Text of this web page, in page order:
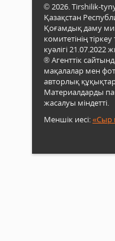
© 2026. Tirshilik-
Қазақстан
Қоғамдық даму
комитетінің
куәлігі 21.07.2022
® Агенттік
мақалалар мен
авторлық
Материалдарды
жасалуы міндетті.
Меншік иесі:«Сыр